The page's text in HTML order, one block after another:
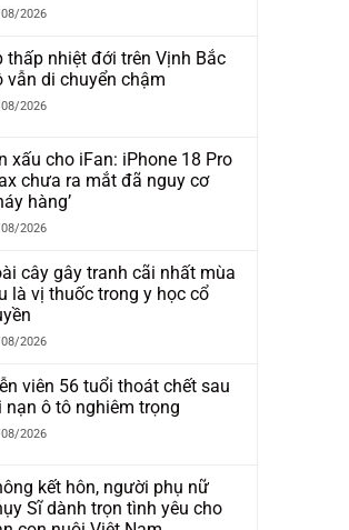
2026
thấp nhiệt đới trên Vịnh Bắc
vẫn di chuyển chậm
2026
xấu cho iFan: iPhone 18 Pro
chưa ra mắt đã nguy cơ
hàng’
2026
cây gây tranh cãi nhất mùa
là vị thuốc trong y học cổ
2026
viên 56 tuổi thoát chết sau
nạn ô tô nghiêm trọng
2026
kết hôn, người phụ nữ
Sĩ dành trọn tình yêu cho